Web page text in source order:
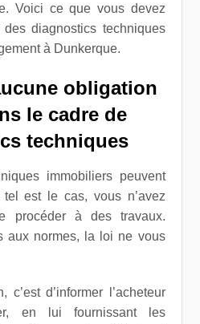
Voici ce que vous devez
des diagnostics techniques
à Dunkerque.
obligation
le cadre de
techniques
immobiliers peuvent
est le cas, vous n’avez
procéder à des travaux.
aux normes, la loi ne vous
c’est d’informer l’acheteur
en lui fournissant les